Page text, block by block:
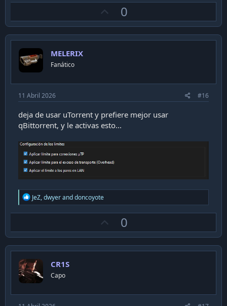
p
v
0
MELERIX
Fanático
11 Abril 2026 #16
deja de usar uTorrent y prefiere mejor usar
qBittorrent, y le activas esto...
R
e
a
i
o
n
s
:
JeZ,dwyeranddoncoyote
p
v
0
CR1S
Capo